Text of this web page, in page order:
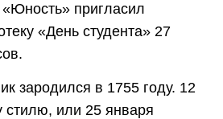
пригласил
«День студента» 27
зародился в 1755 году. 12
стилю, или 25 января